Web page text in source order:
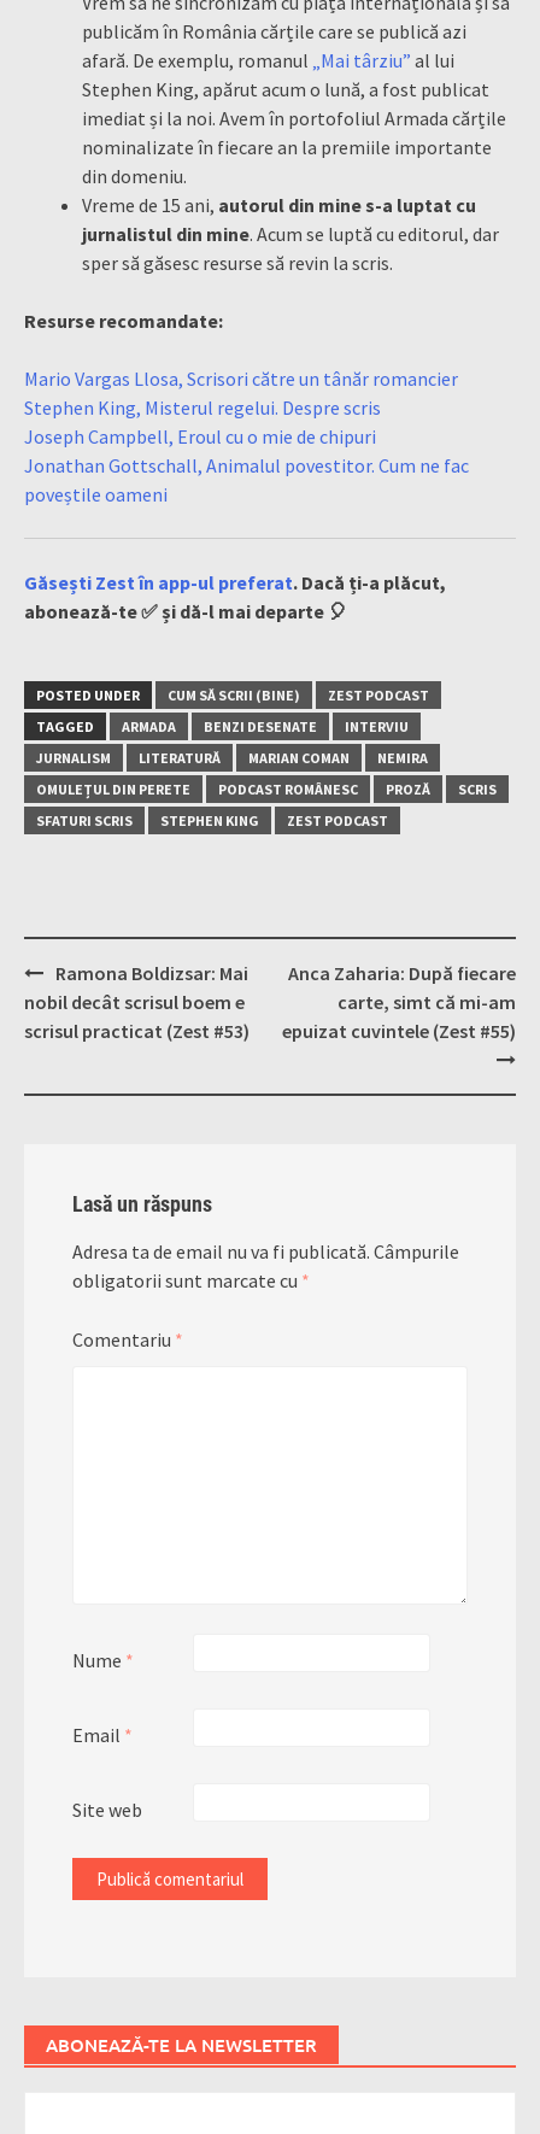
publicăm în România cărțile care se publică azi
afară. De exemplu, romanul „Mai târziu” al lui
Stephen King, apărut acum o lună, a fost publicat
imediat și la noi. Avem în portofoliul Armada cărțile
nominalizate în fiecare an la premiile importante
din domeniu.
Vreme de 15 ani, autorul din mine s-a luptat cu
jurnalistul din mine. Acum se luptă cu editorul, dar
sper să găsesc resurse să revin la scris.
Resurse recomandate:
Mario Vargas Llosa, Scrisori către un tânăr romancier
Stephen King, Misterul regelui. Despre scris
Joseph Campbell, Eroul cu o mie de chipuri
Jonathan Gottschall, Animalul povestitor. Cum ne fac
poveștile oameni
Găsești Zest în app-ul preferat. Dacă ți-a plăcut,
abonează-te ✅ și dă-l mai departe 🎈
POSTED UNDER CUM SĂ SCRII (BINE)
ZEST PODCAST
TAGGED
ARMADA BENZI DESENATE
INTERVIU
JURNALISM
LITERATURĂ MARIAN COMAN
NEMIRA
OMULEȚUL DIN PERETE
PODCAST ROMÂNESC PROZĂ
SCRIS
SFATURI SCRIS
STEPHEN KING ZEST PODCAST
Post
navigation
Ramona Boldizsar: Mai
nobil decât scrisul boem e
scrisul practicat (Zest #53)
Anca Zaharia: După fiecare
carte, simt că mi-am
epuizat cuvintele (Zest #55)
Lasă un răspuns
Adresa ta de email nu va fi publicată. Câmpurile
obligatorii sunt marcate cu *
Comentariu *
Nume *
Email *
Site web
ABONEAZĂ-TE LA NEWSLETTER